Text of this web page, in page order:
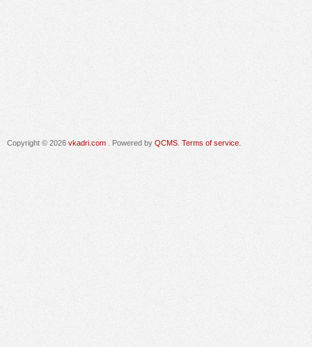
Copyright © 2026 vkadri.com . Powered by QCMS Terms of service.